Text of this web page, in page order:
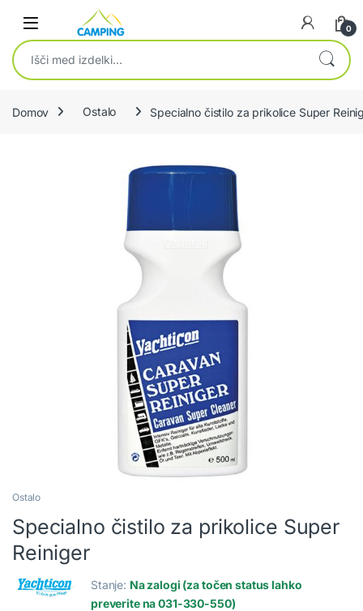
0
Išči:
Domov Ostalo Specialno čistilo za prikolice Super
Ostalo
Specialno čistilo za prikolice Super
Reiniger
Stanje: Na zalogi (za točen status lahko
preverite na 031-330-550)